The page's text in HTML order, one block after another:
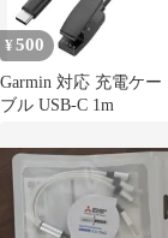
¥ 500
Garmin 対応 充電ケー
ブル USB-C 1m